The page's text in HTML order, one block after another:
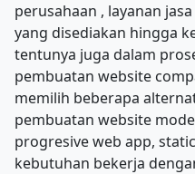
perusahaan , layanan
yang disediakan hingga
tentunya juga dalam
pembuatan website
memilih beberapa
pembuatan website
progresive web app,
kebutuhan bekerja